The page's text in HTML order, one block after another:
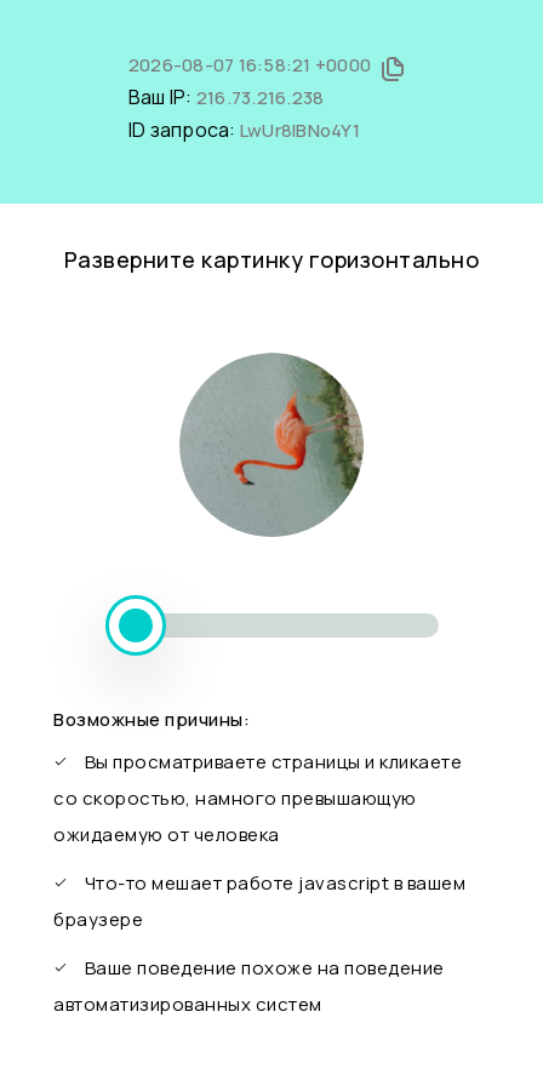
2026-08-07 16:58:21 +0000
Ваш IP: 216.73.216.238
ID запроса: LwUr8IBNo4Y1
Разверните картинку горизонтально
Возможные причины:
Вы просматриваете страницы и кликаете
со скоростью, намного превышающую
ожидаемую от человека
Что-то мешает работе javascript в вашем
браузере
Ваше поведение похоже на поведение
автоматизированных систем